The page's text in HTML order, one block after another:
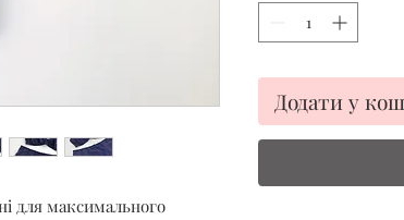
для максимального
Додати у